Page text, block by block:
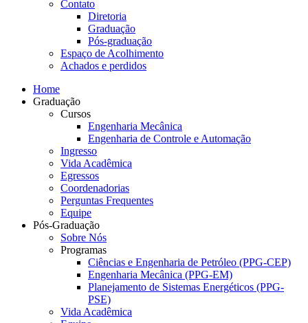
Contato
Diretoria
Graduação
Pós-graduação
Espaço de Acolhimento
Achados e perdidos
Home
Graduação
Cursos
Engenharia Mecânica
Engenharia de Controle e Automação
Ingresso
Vida Acadêmica
Egressos
Coordenadorias
Perguntas Frequentes
Equipe
Pós-Graduação
Sobre Nós
Programas
Ciências e Engenharia de Petróleo (PPG-CEP)
Engenharia Mecânica (PPG-EM)
Planejamento de Sistemas Energéticos (PPG-
PSE)
Vida Acadêmica